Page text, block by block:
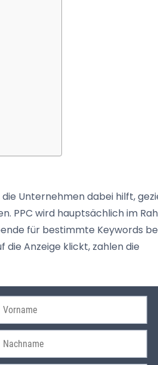
Unternehmen dabei hilft,
PPC wird hauptsächlich im
für bestimmte Keywords
die Anzeige klickt, zahlen die